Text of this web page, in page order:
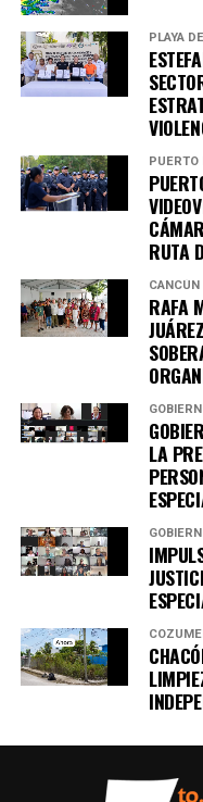
Recibe
Únete al
importantes
en tu
Unirme
PLAYA
PUERTO
RUTA
CANCÚN
RAFA
LA